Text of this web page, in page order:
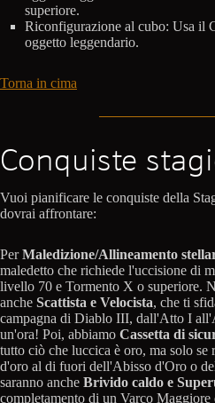
superiore.
Riconfigurazione al cubo: Usa il
oggetto leggendario.
Torna in cima
Conquiste
Vuoi pianificare le conquiste della
dovrai affrontare:
PerMaledizione/Allineamento
maledetto che richiede l'uccisione di
livello 70 e Tormento X o superiore.
anche Scattista e Velocista, che ti
campagna di Diablo III, dall'Atto I
un'ora! Poi, abbiamo Cassetta di
tutto ciò che luccica è oro, ma solo
d'oro al di fuori dell'Abisso d'Oro o
saranno anche Brivido caldo e
completamento di un Varco